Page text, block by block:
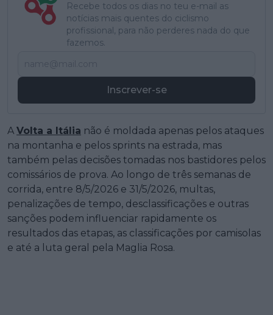
Recebe todos os dias no teu e-mail as
notícias mais quentes do ciclismo
profissional, para não perderes nada do que
fazemos.
Inscrever-se
A Volta a Itália não é moldada apenas pelos ataques
na montanha e pelos sprints na estrada, mas
também pelas decisões tomadas nos bastidores pelos
comissários de prova. Ao longo de três semanas de
corrida, entre 8/5/2026 e 31/5/2026, multas,
penalizações de tempo, desclassificações e outras
sanções podem influenciar rapidamente os
resultados das etapas, as classificações por camisolas
e até a luta geral pela Maglia Rosa.